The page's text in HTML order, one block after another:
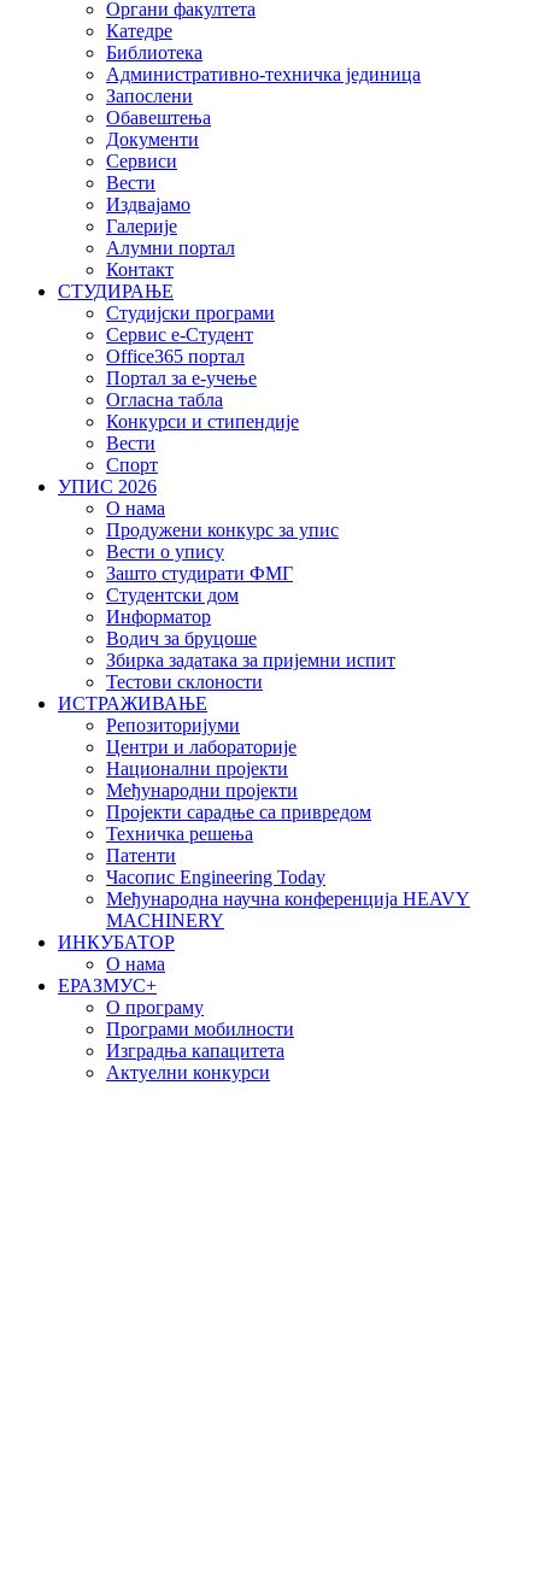
Органи факултета
Катедре
Библиотека
Административно-техничка јединица
Запослени
Обавештења
Документи
Сервиси
Вести
Издвајамо
Галерије
Алумни портал
Контакт
СТУДИРАЊЕ
Студијски програми
Сервис е-Студент
Office365 портал
Портал за е-учење
Огласна табла
Конкурси и стипендије
Вести
Спорт
УПИС 2026
О нама
Продужени конкурс за упис
Вести о упису
Зашто студирати ФМГ
Студентски дом
Информатор
Водич за бруцоше
Збиркa задатака за пријемни испит
Тестови склоности
ИСТРАЖИВАЊЕ
Репозиторијуми
Центри и лабораторије
Национални пројекти
Међународни пројекти
Пројекти сарадње са привредом
Техничка решења
Патенти
Часопис Engineering Today
Међународна научна конференција HEAVY
MACHINERY
ИНКУБАТОР
О нама
EРАЗМУС+
О програму
Програми мобилности
Изградња капацитета
Актуелни конкурси